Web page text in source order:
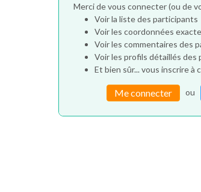
Merci de vous connecter (ou de
Voir la liste des participants
Voir les coordonnées
Voir les commentaires des
Voir les profils détaillés des
Et bien sûr... vous inscrire à
Me connecter ou